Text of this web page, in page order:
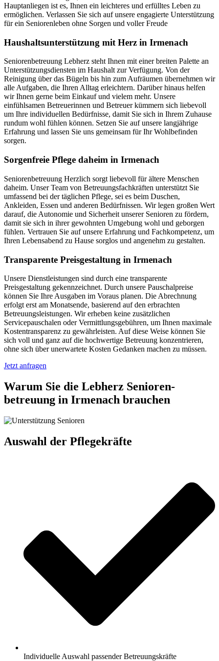
Hauptanliegen ist es, Ihnen ein leichteres und erfülltes Leben zu
ermöglichen. Verlassen Sie sich auf unsere engagierte Unterstützung
für ein Seniorenleben ohne Sorgen und voller Freude
Haushalts­unterstützung mit Herz in Irmenach
Seniorenbetreuung Lebherz steht Ihnen mit einer breiten Palette an
Unterstützungsdiensten im Haushalt zur Verfügung. Von der
Reinigung über das Bügeln bis hin zum Aufräumen übernehmen wir
alle Aufgaben, die Ihren Alltag erleichtern. Darüber hinaus helfen
wir Ihnen gerne beim Einkauf und vielem mehr. Unsere
einfühlsamen Betreuerinnen und Betreuer kümmern sich liebevoll
um Ihre individuellen Bedürfnisse, damit Sie sich in Ihrem Zuhause
rundum wohl fühlen können. Setzen Sie auf unsere langjährige
Erfahrung und lassen Sie uns gemeinsam für Ihr Wohlbefinden
sorgen.
Sorgenfreie Pflege daheim in Irmenach
Seniorenbetreuung Herzlich sorgt liebevoll für ältere Menschen
daheim. Unser Team von Betreuungsfachkräften unterstützt Sie
umfassend bei der täglichen Pflege, sei es beim Duschen,
Ankleiden, Essen und anderen Bedürfnissen. Wir legen großen Wert
darauf, die Autonomie und Sicherheit unserer Senioren zu fördern,
damit sie sich in ihrer gewohnten Umgebung wohl und geborgen
fühlen. Vertrauen Sie auf unsere Erfahrung und Fachkompetenz, um
Ihren Lebensabend zu Hause sorglos und angenehm zu gestalten.
Transparente Preisgestaltung in Irmenach
Unsere Dienstleistungen sind durch eine transparente
Preisgestaltung gekennzeichnet. Durch unsere Pauschalpreise
können Sie Ihre Ausgaben im Voraus planen. Die Abrechnung
erfolgt erst am Monatsende, basierend auf den erbrachten
Betreuungsleistungen. Wir erheben keine zusätzlichen
Servicepauschalen oder Vermittlungsgebühren, um Ihnen maximale
Kostentransparenz zu gewährleisten. Auf diese Weise können Sie
sich voll und ganz auf die hochwertige Betreuung konzentrieren,
ohne sich über unerwartete Kosten Gedanken machen zu müssen.
Jetzt anfragen
Warum Sie die Lebherz Senioren­
betreuung in Irmenach brauchen
Auswahl der Pflegekräfte
Individuelle Auswahl passender Betreuungskräfte